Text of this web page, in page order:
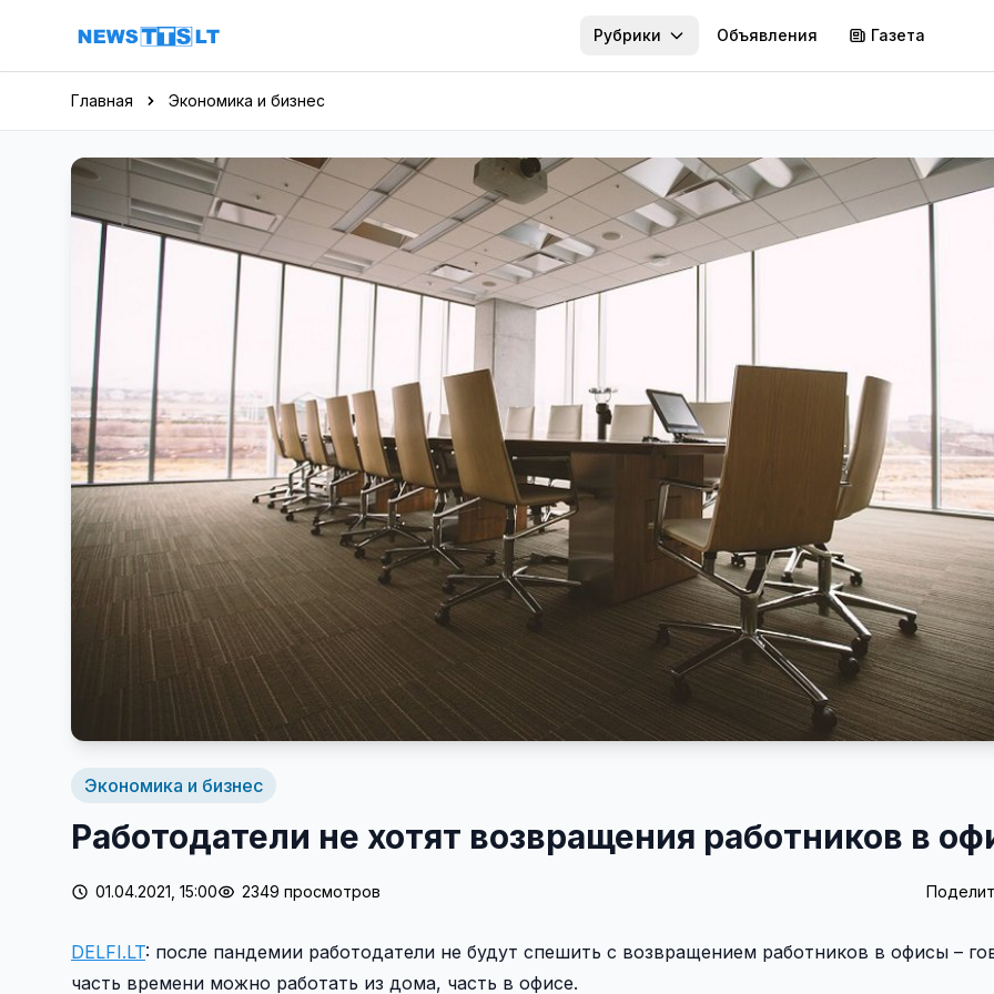
Перейти к содержимому
Рубрики Объявления Газета
Главная Экономика и бизнес
Экономика и бизнес
Работодатели не хотят возвращения работников в
01.04.2021, 15:00 2349 просмотров
DELFI.LT: после пандемии работодатели не будут спешить с возвращением работников в офисы –
часть времени можно работать из дома, часть в офисе.